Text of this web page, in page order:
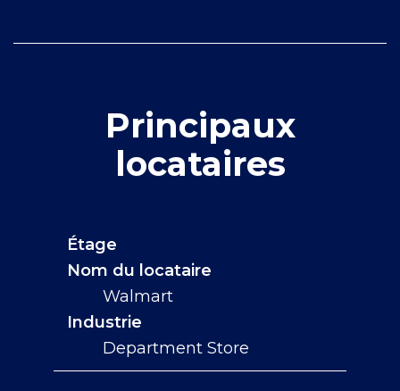
Principaux
locataires
Étage
Nom du locataire
Walmart
Industrie
Department Store